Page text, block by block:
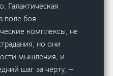
Галактическая
поле боя
комплексы, не
но они
мышления, и
шаг за черту, —